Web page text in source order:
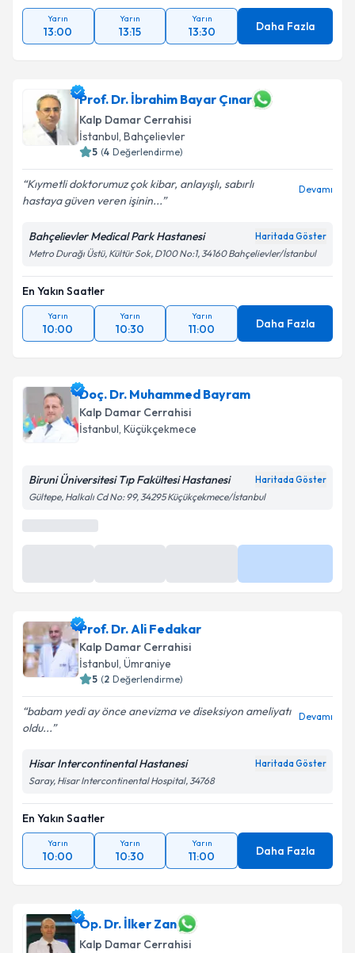
Takvim Talebini Gönder
Yarın
13:00
Yarın
13:15
Yarın
13:30 Daha Fazla
Prof. Dr. İbrahim Bayar Çınar
Kalp Damar Cerrahisi
İstanbul, Bahçelievler
5 (4 Değerlendirme)
Kıymetli doktorumuz çok kibar, anlayışlı, sabırlı
hastaya güven veren işinin...
Devamı
Bahçelievler Medical Park Hastanesi Haritada Göster
Metro Durağı Üstü, Kültür Sok, D100 No:1, 34160 Bahçelievler/İstanbul
En Yakın Saatler
Yarın
10:00
Yarın
10:30
Yarın
11:00 Daha Fazla
Doç. Dr. Muhammed Bayram
Kalp Damar Cerrahisi
İstanbul, Küçükçekmece
Biruni Üniversitesi Tıp Fakültesi Hastanesi Haritada Göster
Gültepe, Halkalı Cd No: 99, 34295 Küçükçekmece/İstanbul
En Yakın Saatler
Prof. Dr. Ali Fedakar
Kalp Damar Cerrahisi
İstanbul, Ümraniye
( Değerlendirme)
babam yedi ay önce anevizma ve diseksiyon ameliyatı
oldu...
Hisar Intercontinental Hastanesi
Saray, Hisar Intercontinental Hospital, 34768
En Yakın Saatler
Yarın
10:00
Yarın
10:30
Yarın
11:00 Daha Fazla
Op. Dr. İlker Zan